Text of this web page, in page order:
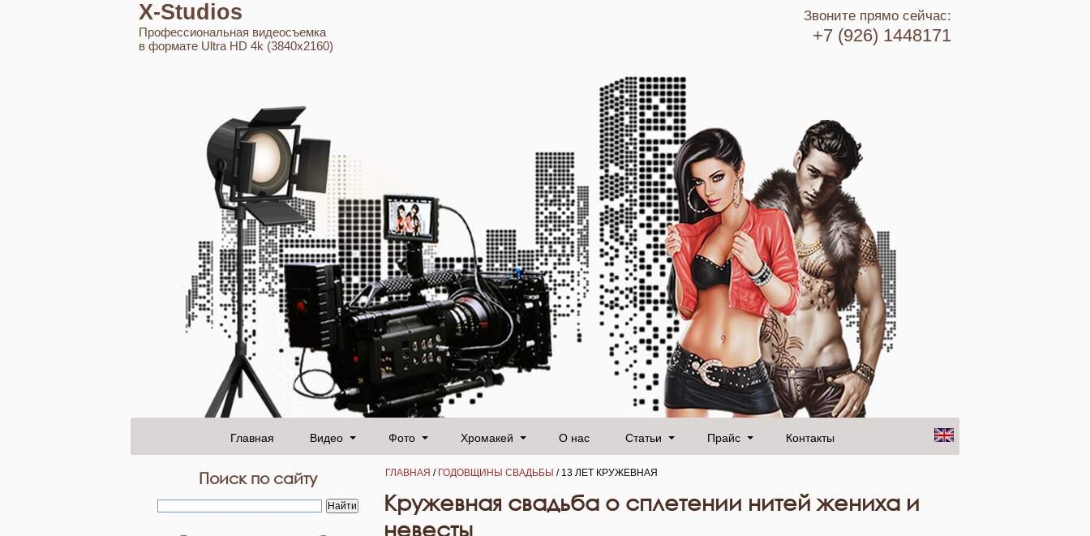
Звоните прямо сейчас:
X-Studios
+7 (926) 1448171
Профессиональная видеосъемка
в формате Ultra HD 4k (3840x2160)
Главная Видео Фото Хромакей О нас Статьи Прайс Контакты
ГЛАВНАЯ / ГОДОВЩИНЫ СВАДЬБЫ / 13 ЛЕТ КРУЖЕВНАЯ
Кружевная свадьба о сплетении нитей жениха и
невесты
Поиск по сайту